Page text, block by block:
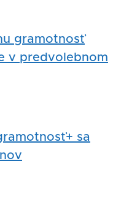
gramotnosť
v predvolebnom
sa